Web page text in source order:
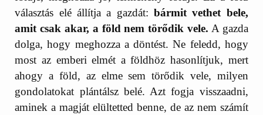
választás elé állítja a gazdát:bármit vethet bele,
amit csak akar, a föld nem törődik vele. A gazda
dolga, hogy meghozza a döntést. Ne feledd, hogy
most az emberi elmét a földhöz hasonlítjuk, mert
ahogy a föld, az elme sem törődik vele, milyen
gondolatokat plántálsz belé. Azt fogja visszaadni,
aminek a magját elültetted benne, de az nem számít